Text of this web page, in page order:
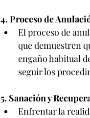
4. Proceso de
El proceso de
que demuestren
engaño habitual
seguir los
5. Sanación y
Enfrentar la